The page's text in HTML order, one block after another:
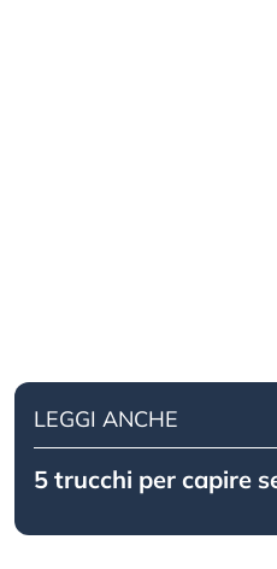
LEGGI ANCHE
5 trucchi per capire